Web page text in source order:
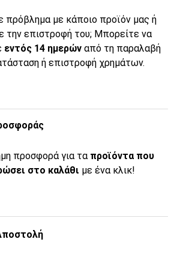
πρόβλημα με κάποιο προϊόν μας ή
την επιστροφή του; Μπορείτε να
εντός 14 ημερών από τη παραλαβή
ή επιστροφή χρημάτων.
προσφορά για τα προϊόντα που
στο καλάθι με ένα κλικ!